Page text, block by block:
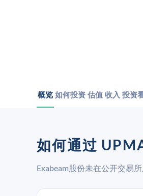
概览 如何投资 估值 收入 投资
如何通过
Exabeam股份未在公开交易